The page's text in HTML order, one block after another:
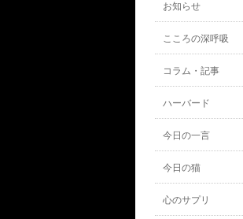
お知らせ
こころの深呼吸
コラム・記事
ハーバード
今日の一言
今日の猫
心のサプリ